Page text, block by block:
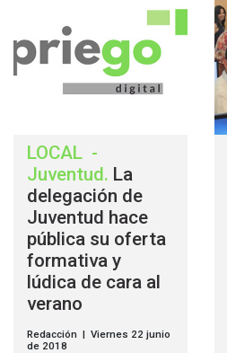
LOCAL -
Juventud. La
delegación de
Juventud hace
pública su oferta
formativa y
lúdica de cara al
verano
Redacción | Viernes 22 junio
de 2018